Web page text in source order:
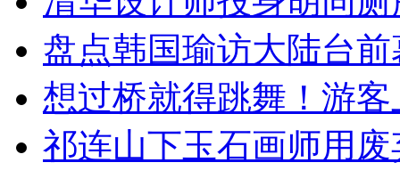
盘点韩国瑜访大陆台
想过桥就得跳舞！游客
祁连山下玉石画师用